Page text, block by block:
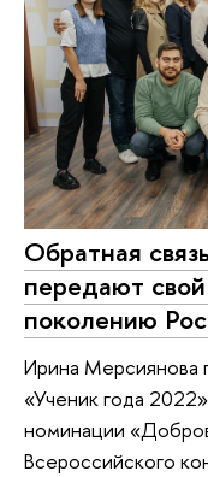
Обратная
передают
поколению
Ирина Мерсиянова
«Ученик года
номинации
Всероссийского